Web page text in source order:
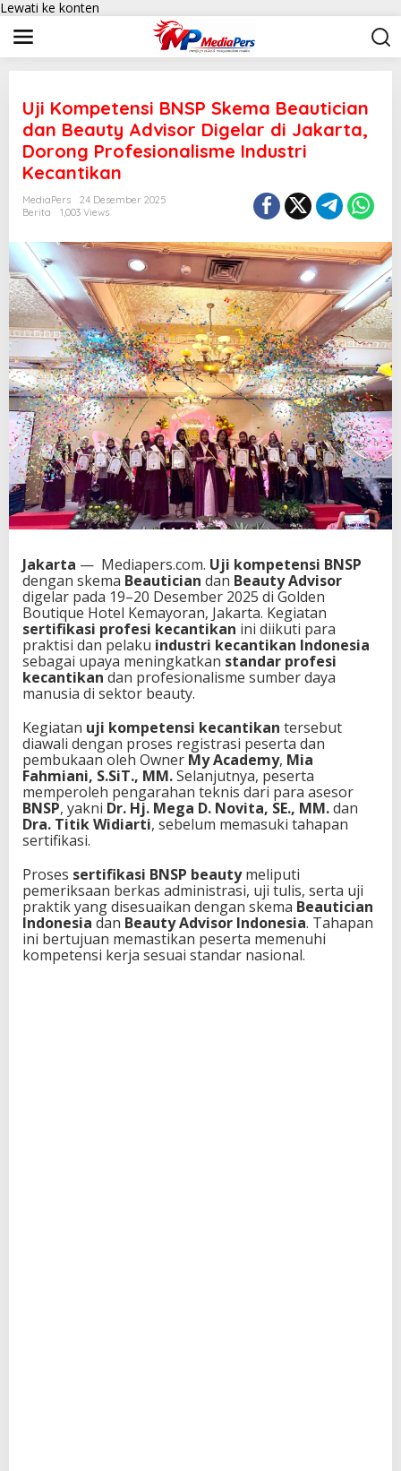
Lewati ke konten
Uji Kompetensi BNSP Skema Beautician
dan Beauty Advisor Digelar di Jakarta,
Dorong Profesionalisme Industri
Kecantikan
MediaPers
24 Desember 2025
Berita
1,003 Views
Jakarta — Mediapers.com. Uji kompetensi BNSP
dengan skema Beautician dan Beauty Advisor
digelar pada 19–20 Desember 2025 di Golden
Boutique Hotel Kemayoran, Jakarta. Kegiatan
sertifikasi profesi kecantikan ini diikuti para
praktisi dan pelaku industri kecantikan Indonesia
sebagai upaya meningkatkan standar profesi
kecantikan dan profesionalisme sumber daya
manusia di sektor beauty.
Kegiatan uji kompetensi kecantikan tersebut
diawali dengan proses registrasi peserta dan
pembukaan oleh Owner My Academy, Mia
Fahmiani, S.SiT., MM.Selanjutnya, peserta
memperoleh pengarahan teknis dari para asesor
BNSP, yakni Dr. Hj. Mega D. Novita, SE., MM.dan
Dra. Titik Widiarti, sebelum memasuki tahapan
sertifikasi.
Proses sertifikasi BNSP beautymeliputi
pemeriksaan berkas administrasi, uji tulis, serta uji
praktik yang disesuaikan dengan skema Beautician
Indonesia dan Beauty Advisor Indonesia. Tahapan
ini bertujuan memastikan peserta memenuhi
kompetensi kerja sesuai standar nasional.